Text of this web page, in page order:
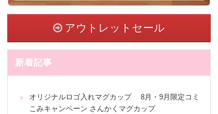
アウトレットセール
新着記事
オリジナルロゴ入れマグカップ 8月・9月限定コミ
こみキャンペーン さんかくマグカップ